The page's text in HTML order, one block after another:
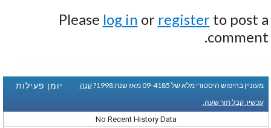
Please log in or registerto post a
comment.
יומן פעילות מעוניין בחיפוש היסטורי מלא של 09-4185 מאז שנת 1998?
קנה
עכשיו. קבל תוך שעה.
No Recent History Data